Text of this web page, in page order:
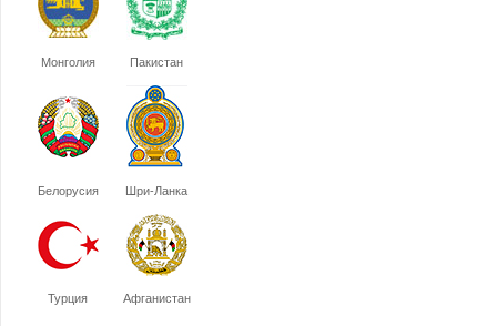
Монголия Пакистан
Белорусия Шри-Ланка
Турция Афганистан